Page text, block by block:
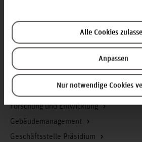
Alle Cookies
Anpassen
Nur notwendige Cookies
Bibliothek
Campusmanagement
Datenschutz
Existenzgründung
Finanzmanagement
Forschung und Entwicklung
Gebäudemanagement
Geschäftsstelle Präsidium